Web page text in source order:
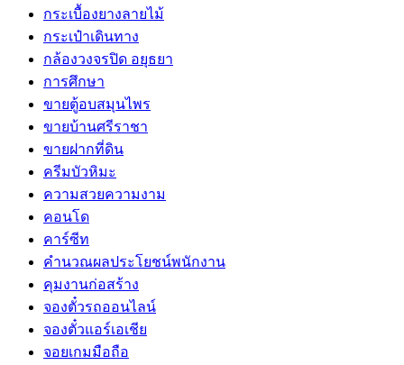
กระเบื้องยางลายไม้
กระเป๋าเดินทาง
กล้องวงจรปิด อยุธยา
การศึกษา
ขายตู้อบสมุนไพร
ขายบ้านศรีราชา
ขายฝากที่ดิน
ครีมบัวหิมะ
ความสวยความงาม
คอนโด
คาร์ซีท
คำนวณผลประโยชน์พนักงาน
คุมงานก่อสร้าง
จองตั๋วรถออนไลน์
จองตั๋วแอร์เอเชีย
จอยเกมมือถือ